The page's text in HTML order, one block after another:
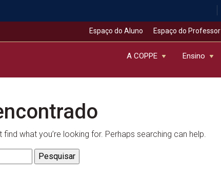
Espaço do Aluno Espaço do Professor
A COPPE Ensino
find what you’re looking for. Perhaps searching can help.